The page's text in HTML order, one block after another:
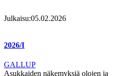
Julkaisu:05.02.2026
2026/I
GALLUP
Asukkaiden näkemyksiä olojen ja